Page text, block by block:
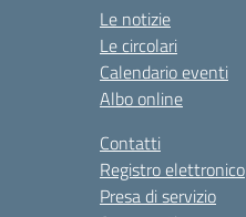
Le notizie
Le circolari
Calendario eventi
Albo online
Contatti
Registro elettronico
Presa di servizio